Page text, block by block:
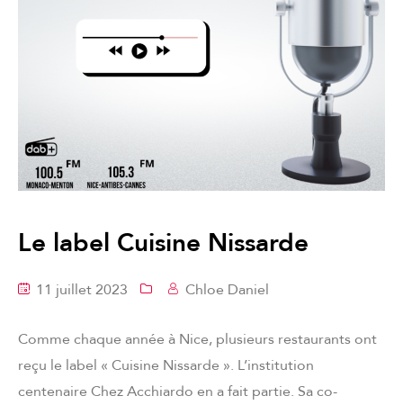
Le label Cuisine Nissarde
11 juillet 2023 Chloe Daniel
Comme chaque année à Nice, plusieurs restaurants ont
reçu le label « Cuisine Nissarde ». L’institution
centenaire Chez Acchiardo en a fait partie. Sa co-